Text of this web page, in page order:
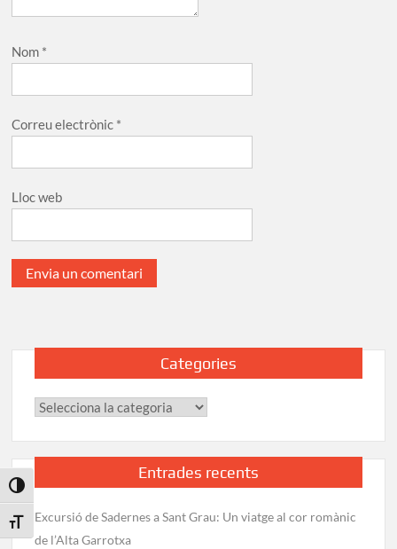
Toggle High Contrast
Toggle Font size
Nom *
Correu electrònic *
Lloc web
Categories
Categories
Entrades recents
Excursió de Sadernes a Sant Grau: Un viatge al cor romànic
de l’Alta Garrotxa